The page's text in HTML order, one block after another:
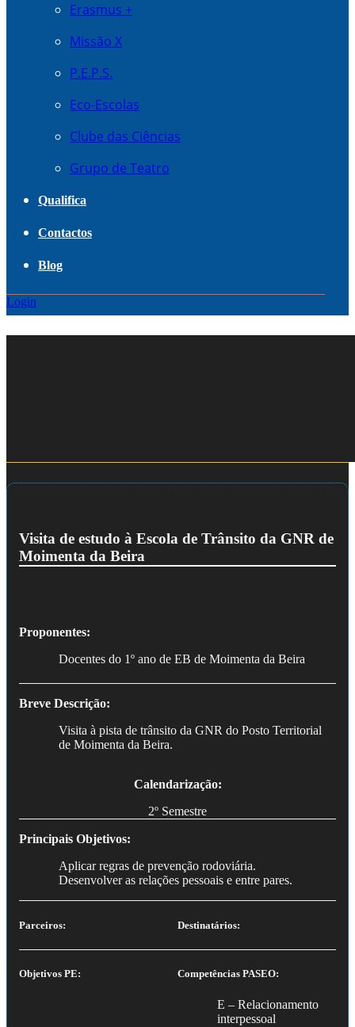
Erasmus +
Missão X
P.E.P.S.
Eco-Escolas
Clube das Ciências
Grupo de Teatro
Qualifica
Contactos
Blog
Login
Visita de estudo à Escola de Trânsito da GNR de
Moimenta da Beira
Proponentes:
Docentes do 1º ano de EB de Moimenta da Beira
Breve Descrição:
Visita à pista de trânsito da GNR do Posto Territorial
de Moimenta da Beira.
Calendarização:
2º Semestre
Principais Objetivos:
Aplicar regras de prevenção rodoviária.
Desenvolver as relações pessoais e entre pares.
Parceiros: Destinatários:
Objetivos PE: Competências PASEO:
E – Relacionamento
interpessoal